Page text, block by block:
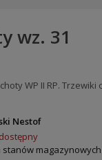
wz. 31
WP II RP. Trzewiki
Nestof
stanów magazynowych